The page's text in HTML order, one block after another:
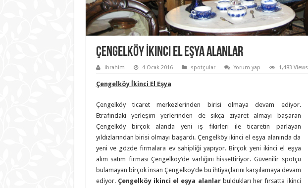
Çengelköy İkinci El Eşya Alanlar
ibrahim 4 Ocak 2016 spotçular Yorum yap 1,483 Views
Çengelköy İkinci El Eşya
Çengelköy ticaret merkezlerinden birisi olmaya devam ediyor.
Etrafındaki yerleşim yerlerinden de sıkça ziyaret almayı başaran
Çengelköy birçok alanda yeni iş fikirleri ile ticaretin parlayan
yıldızlarından birisi olmayı başardı. Çengelköy ikinci el eşya alanında da
yeni ve gözde firmalara ev sahipliği yapıyor. Birçok yeni ikinci el eşya
alım satım firması Çengelköy’de varlığını hissettiriyor. Güvenilir spotçu
bulamayan birçok insan Çengelköy’de bu ihtiyaçlarını karşılamaya devam
ediyor. Çengelköy ikinci el eşya alanlar buldukları her fırsatta ikinci